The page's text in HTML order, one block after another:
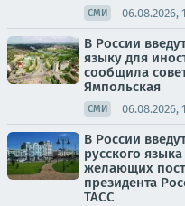
СМИ 06.08.2026,
В России
языку для
сообщила
Ямпольская
СМИ 06.08.2026,
В России
русского
желающих
президента
ТАСС